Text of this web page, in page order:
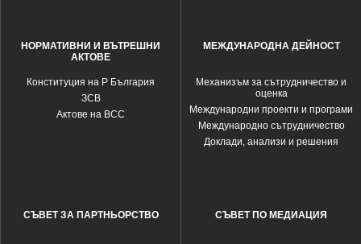
НОРМАТИВНИ И ВЪТРЕШНИ
АКТОВЕ
Конституция на Р България
ЗСВ
Актове на ВСС
МЕЖДУНАРОДНА ДЕЙНОСТ
Механизъм за сътрудничество и
оценка
Международни проекти и програми
Международно сътрудничество
Доклади, анализи и решения
СЪВЕТ ЗА ПАРТНЬОРСТВО СЪВЕТ ПО МЕДИАЦИЯ